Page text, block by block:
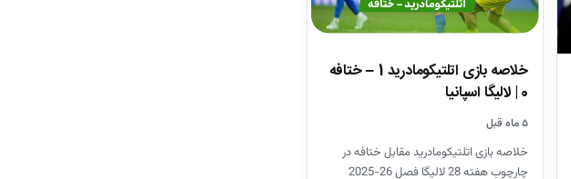
خلاصه بازی اتلتیکومادرید 1 – ختافه
0 | لالیگا اسپانیا
۵ ماه قبل
خلاصه بازی اتلتیکومادرید مقابل ختافه در
چارچوب هفته 28 لالیگا فصل 26-2025